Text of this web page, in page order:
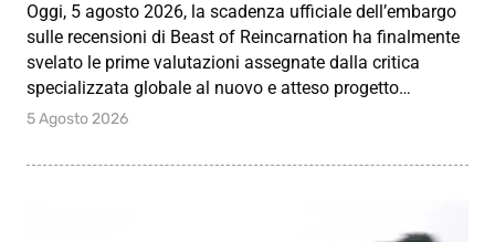
Oggi, 5 agosto 2026, la scadenza ufficiale dell’embargo
sulle recensioni di Beast of Reincarnation ha finalmente
svelato le prime valutazioni assegnate dalla critica
specializzata globale al nuovo e atteso progetto…
5 Agosto 2026